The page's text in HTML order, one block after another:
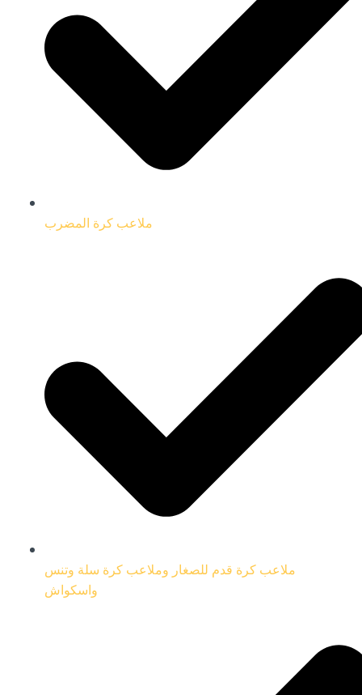
ملاعب كرة المضرب
ملاعب كرة قدم للصغار وملاعب كرة سلة وتنس
واسكواش